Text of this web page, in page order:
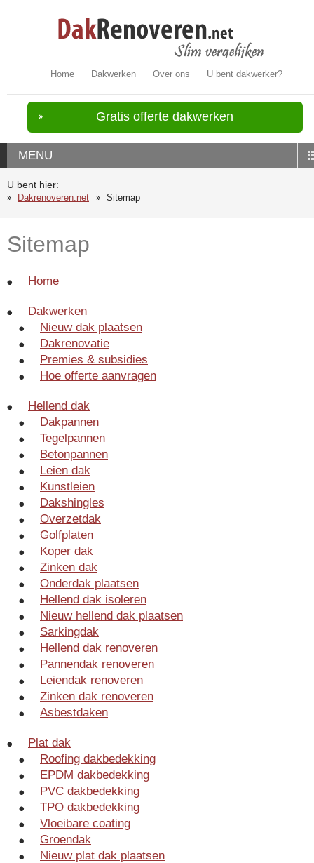
Home Dakwerken Over ons U bent dakwerker?
Gratis offerte dakwerken
MENU
U bent hier:
Dakrenoveren.net
Sitemap
Sitemap
Home
Dakwerken
Nieuw dak plaatsen
Dakrenovatie
Premies & subsidies
Hoe offerte aanvragen
Hellend dak
Dakpannen
Tegelpannen
Betonpannen
Leien dak
Kunstleien
Dakshingles
Overzetdak
Golfplaten
Koper dak
Zinken dak
Onderdak plaatsen
Hellend dak isoleren
Nieuw hellend dak plaatsen
Sarkingdak
Hellend dak renoveren
Pannendak renoveren
Leiendak renoveren
Zinken dak renoveren
Asbestdaken
Plat dak
Roofing dakbedekking
EPDM dakbedekking
PVC dakbedekking
TPO dakbedekking
Vloeibare coating
Groendak
Nieuw plat dak plaatsen